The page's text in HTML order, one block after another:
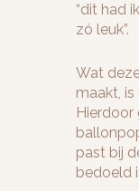
“dit had
zó leuk”.
Wat
maakt,
Hierdoor
past bij
bedoeld